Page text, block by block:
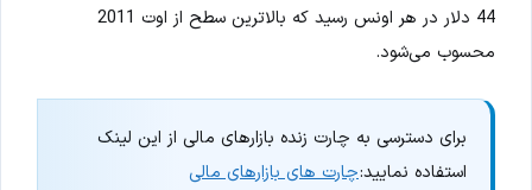
44 دلار در هر اونس رسید که بالاترین سطح از اوت 2011
محسوب می‌شود.
برای دسترسی به چارت زنده بازارهای مالی از این لینک
استفاده نمایید:چارت های بازارهای مالی